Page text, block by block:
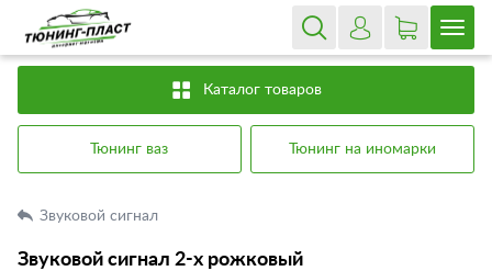
Каталог товаров
Тюнинг ваз Тюнинг на иномарки
Звуковой сигнал
Звуковой сигнал 2-х рожковый